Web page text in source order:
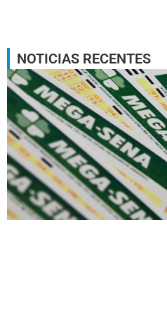
NOTICIAS RECENTES